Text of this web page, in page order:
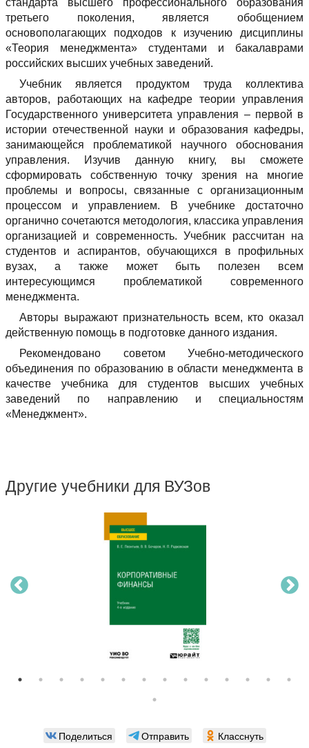
стандарта высшего профессионального образования
третьего поколения, является обобщением
основополагающих подходов к изучению дисциплины
«Теория менеджмента» студентами и бакалаврами
российских высших учебных заведений.
Учебник является продуктом труда коллектива
авторов, работающих на кафедре теории управления
Государственного университета управления – первой в
истории отечественной науки и образования кафедры,
занимающейся проблематикой научного обоснования
управления. Изучив данную книгу, вы сможете
сформировать собственную точку зрения на многие
проблемы и вопросы, связанные с организационным
процессом и управлением. В учебнике достаточно
органично сочетаются методология, классика управления
организацией и современность. Учебник рассчитан на
студентов и аспирантов, обучающихся в профильных
вузах, а также может быть полезен всем
интересующимся проблематикой современного
менеджмента.
Авторы выражают признательность всем, кто оказал
действенную помощь в подготовке данного издания.
Рекомендовано советом Учебно-методического
объединения по образованию в области менеджмента в
качестве учебника для студентов высших учебных
заведений по направлению и специальностям
«Менеджмент».
Другие учебники для ВУЗов
Поделиться Отправить
Класснуть